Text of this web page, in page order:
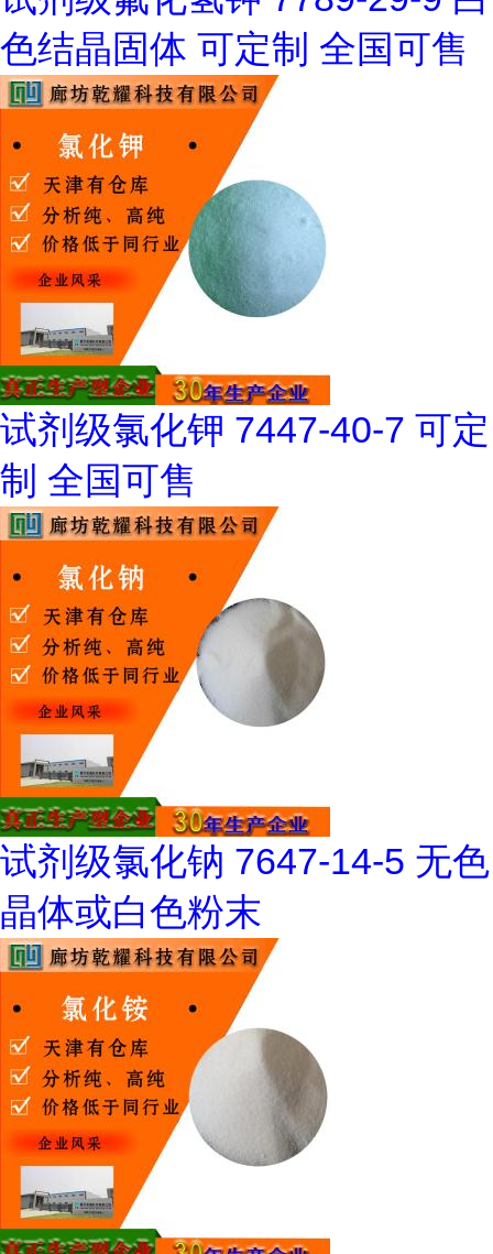
色结晶固体 可定制 全国可售
试剂级氯化钾 7447-40-7 可定
制 全国可售
试剂级氯化钠 7647-14-5 无色
晶体或白色粉末